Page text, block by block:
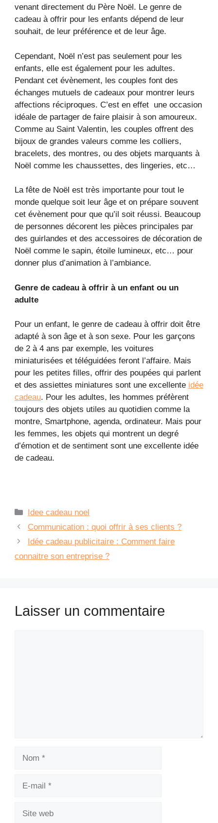
venant directement du Père Noël. Le genre de
cadeau à offrir pour les enfants dépend de leur
souhait, de leur préférence et de leur âge.
Cependant, Noël n’est pas seulement pour les
enfants, elle est également pour les adultes.
Pendant cet évènement, les couples font des
échanges mutuels de cadeaux pour montrer leurs
affections réciproques. C’est en effet une occasion
idéale de partager de faire plaisir à son amoureux.
Comme au Saint Valentin, les couples offrent des
bijoux de grandes valeurs comme les colliers,
bracelets, des montres, ou des objets marquants à
Noël comme les chaussettes, des lingeries, etc…
La fête de Noël est très importante pour tout le
monde quelque soit leur âge et on prépare souvent
cet évènement pour que qu’il soit réussi. Beaucoup
de personnes décorent les pièces principales par
des guirlandes et des accessoires de décoration de
Noël comme le sapin, étoile lumineux, etc… pour
donner plus d’animation à l’ambiance.
Genre de cadeau à offrir à un enfant ou un
adulte
Pour un enfant, le genre de cadeau à offrir doit être
adapté à son âge et à son sexe. Pour les garçons
de 2 à 4 ans par exemple, les voitures
miniaturisées et téléguidées feront l’affaire. Mais
pour les petites filles, offrir des poupées qui parlent
et des assiettes miniatures sont une excellente idée
cadeau. Pour les adultes, les hommes préfèrent
toujours des objets utiles au quotidien comme la
montre, Smartphone, agenda, ordinateur. Mais pour
les femmes, les objets qui montrent un degré
d’émotion et de sentiment sont une excellente idée
de cadeau.
Catégories
Idee cadeau noel
Communication : quoi offrir à ses clients ?
Idée cadeau publicitaire : Comment faire
connaitre son entreprise ?
Laisser un commentaire